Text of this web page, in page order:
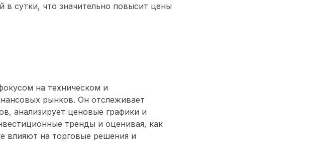
сутки, что значительно повысит цены
на техническом и
рынков. Он отслеживает
анализирует ценовые графики и
тренды и оценивая, как
влияют на торговые решения и